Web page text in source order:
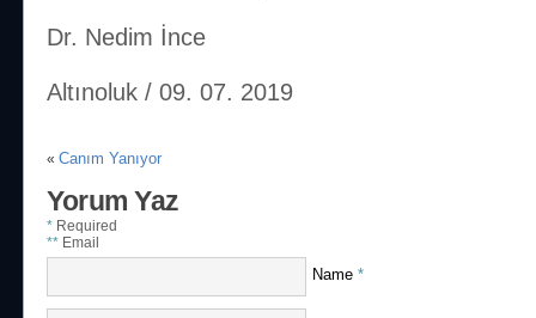
Dr. Nedim İnce
Altınoluk / 09. 07. 2019
« Canım Yanıyor
Yorum Yaz
* Required
** Email
Name *